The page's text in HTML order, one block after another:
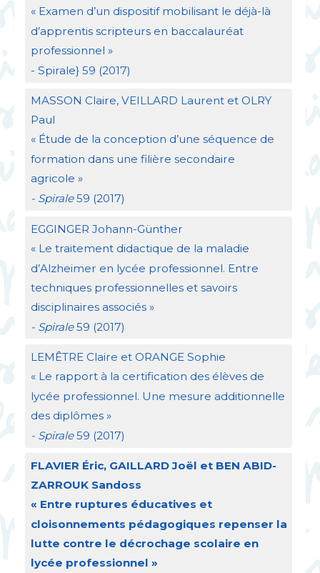
« Examen d’un dispositif mobilisant le déjà-là
d’apprentis scripteurs en baccalauréat
professionnel »
- Spirale} 59 (2017)
MASSON Claire, VEILLARD Laurent et OLRY
Paul
« Étude de la conception d’une séquence de
formation dans une filière secondaire
agricole »
- Spirale59 (2017)
EGGINGER Johann-Günther
« Le traitement didactique de la maladie
d’Alzheimer en lycée professionnel. Entre
techniques professionnelles et savoirs
disciplinaires associés »
- Spirale59 (2017)
LEMÊTREClaire et ORANGESophie
« Le rapport à la certification des élèves de
lycée professionnel. Une mesure additionnelle
des diplômes »
- Spirale59 (2017)
FLAVIER Éric, GAILLARDJoël et BEN ABID-
ZARROUKSandoss
« Entre ruptures éducatives et
cloisonnements pédagogiques repenser la
lutte contre le décrochage scolaire en
lycée professionnel »